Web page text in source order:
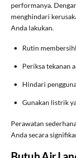
performanya.
menghindari
Anda lakukan.
Rutin
Periksa tekanan
Hindari
Gunakan listrik
Perawatan
Anda secara